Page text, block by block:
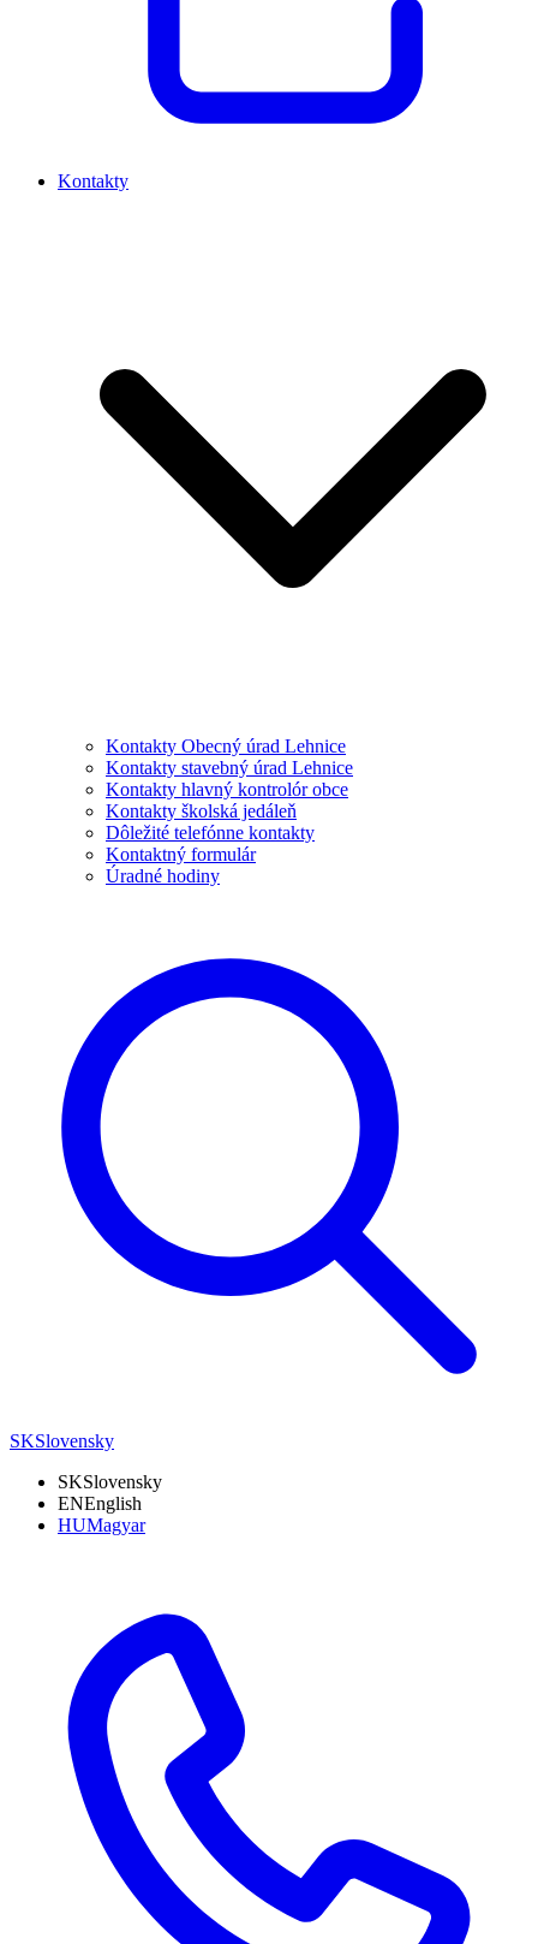
Kontakty
Kontakty Obecný úrad Lehnice
Kontakty stavebný úrad Lehnice
Kontakty hlavný kontrolór obce
Kontakty školská jedáleň
Dôležité telefónne kontakty
Kontaktný formulár
Úradné hodiny
SKSlovensky
SKSlovensky
ENEnglish
HUMagyar